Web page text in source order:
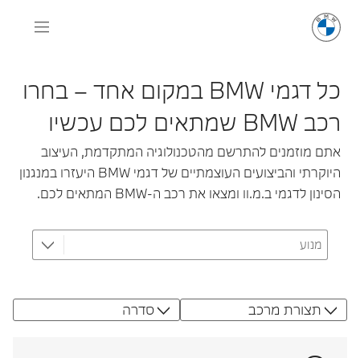
כל דגמי BMW במקום אחד – בחרו
רכב BMW שמתאים לכם עכשיו
אתם מוזמנים להתרשם מהטכנולוגיה המתקדמת, העיצוב
היוקרתי והביצועים העוצמתיים של דגמי BMW היעזרו במנגנון
הסינון לדגמי ב.מ.וו ומצאו את רכב ה-BMW המתאים לכם.
תצורת מרכב סדרה